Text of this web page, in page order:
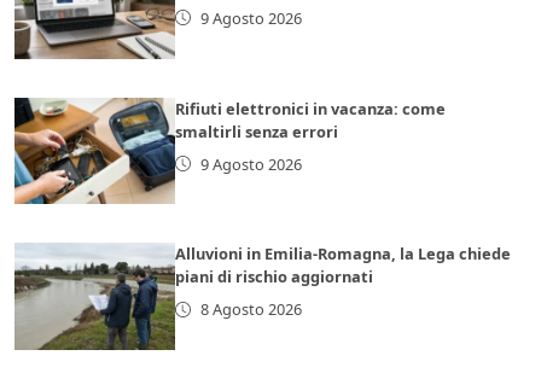
9 Agosto 2026
Rifiuti elettronici in vacanza: come
smaltirli senza errori
9 Agosto 2026
Alluvioni in Emilia-Romagna, la Lega chiede
piani di rischio aggiornati
8 Agosto 2026